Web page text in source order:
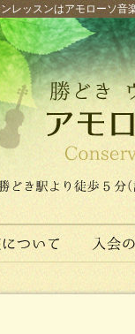
レッスンはアモローソ